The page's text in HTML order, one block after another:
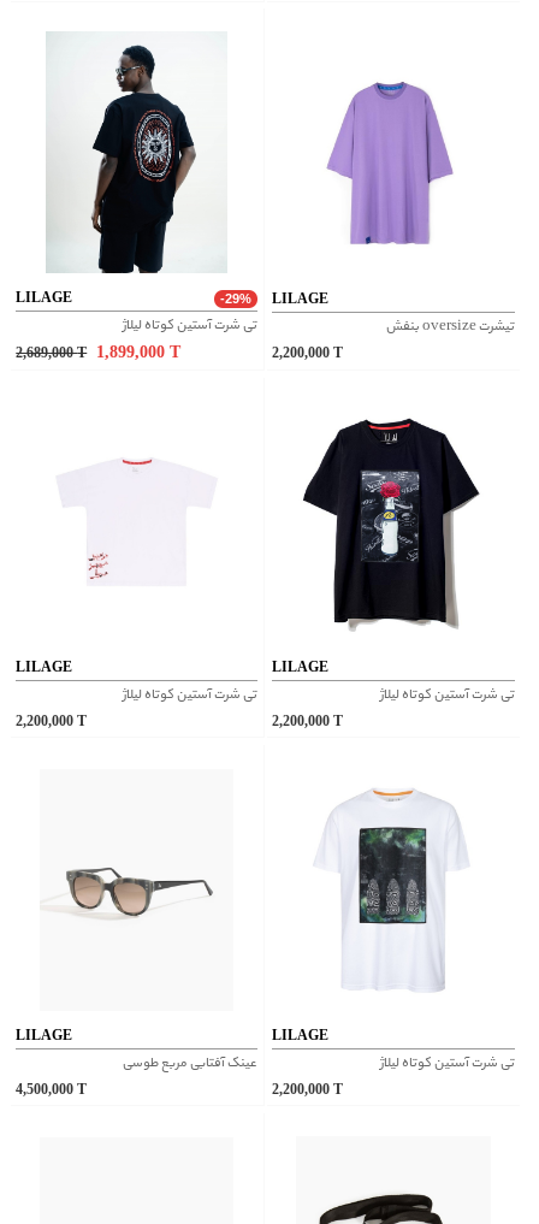
LILAGE -29%
تی شرت آستین کوتاه لیلاژ
2,689,000 T 1,899,000
LILAGE
تیشرت oversize بنفش
2,200,000
LILAGE
تی شرت آستین کوتاه لیلاژ
2,200,000
LILAGE
تی شرت آستین کوتاه لیلاژ
2,200,000
LILAGE
عینک آفتابی مربع طوسی
4,500,000
LILAGE
تی شرت آستین کوتاه لیلاژ
2,200,000